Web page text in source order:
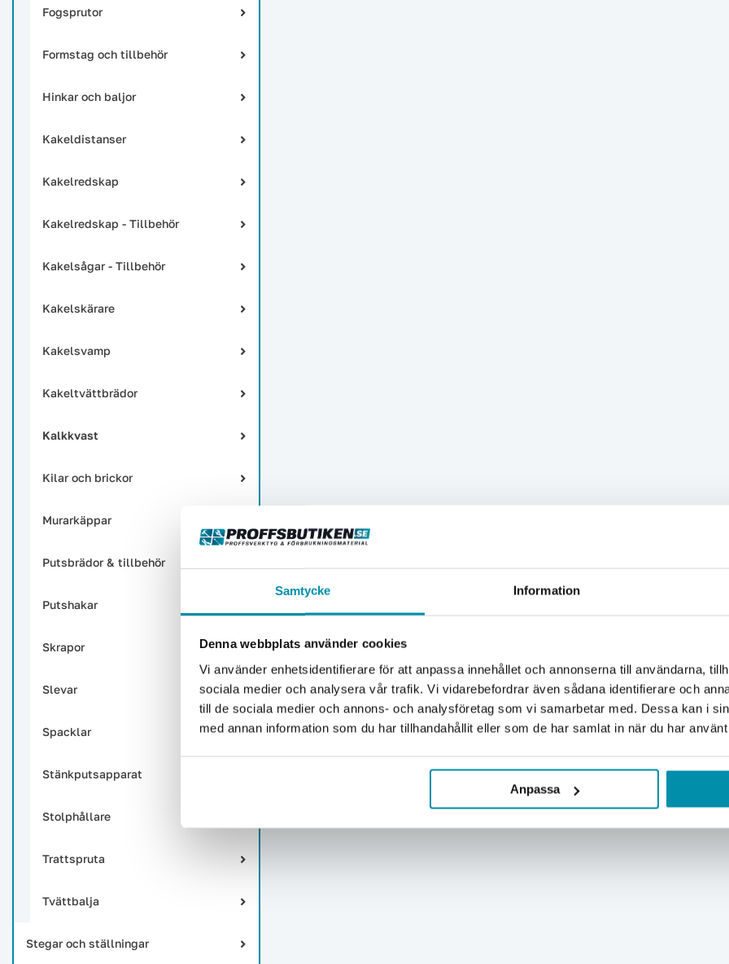
Samtycke Information
Denna webbplats använder cookies
Vi använder enhetsidentifierare för att anpassa innehållet och annonserna till användarna,
sociala medier och analysera vår trafik. Vi vidarebefordrar även sådana identifierare och
till de sociala medier och annons- och analysföretag som vi samarbetar med. Dessa kan i
med annan information som du har tillhandahållit eller som de har samlat in när du har
Anpassa
Fogsprutor
Formstag och tillbehör
Hinkar och baljor
Kakeldistanser
Kakelredskap
Kakelredskap - Tillbehör
Kakelsågar - Tillbehör
Kakelskärare
Kakelsvamp
Kakeltvättbrädor
Kalkkvast
Kilar och brickor
Murarkäppar
Putsbrädor & tillbehör
Putshakar
Skrapor
Slevar
Spacklar
Stänkputsapparat
Stolphållare
Trattspruta
Tvättbalja
Stegar och ställningar
Välkommen till Proffsbutiken
Företag
Exkl. moms
Privat
Inkl. moms